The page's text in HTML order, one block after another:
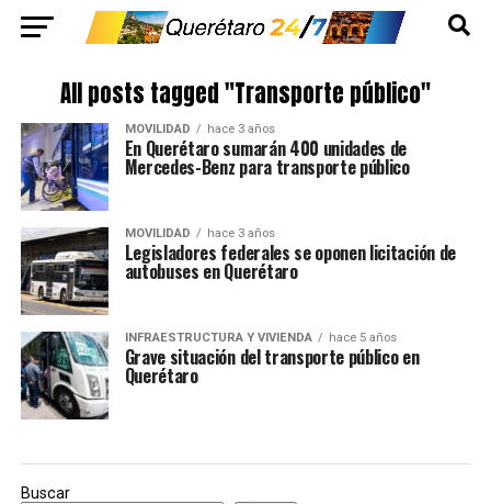
All posts tagged "Transporte público"
MOVILIDAD hace 3 años
En Querétaro sumarán 400 unidades de
Mercedes-Benz para transporte público
MOVILIDAD hace 3 años
Legisladores federales se oponen licitación de
autobuses en Querétaro
INFRAESTRUCTURA Y VIVIENDA hace 5 años
Grave situación del transporte público en
Querétaro
Buscar